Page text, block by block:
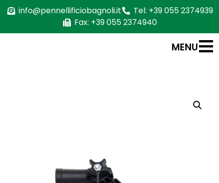
info@pennellificiobagnoli.it
Tel: +39 055 2374939
Fax: +39 055 2374940
MENU